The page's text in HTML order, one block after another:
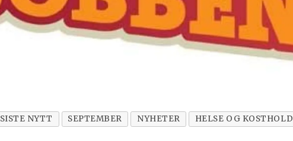
SISTE NYTT SEPTEMBER NYHETER HELSE OG KOSTHOLD